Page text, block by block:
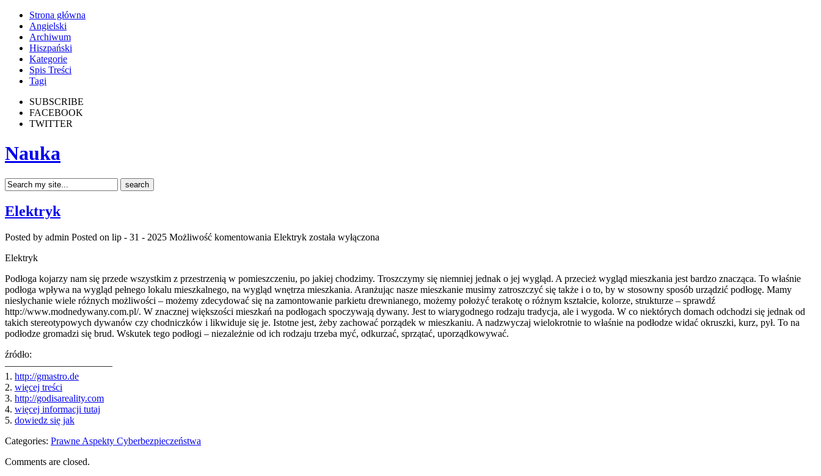
Strona główna
Angielski
Archiwum
Hiszpański
Kategorie
Spis Treści
Tagi
SUBSCRIBE
FACEBOOK
TWITTER
Nauka
Elektryk
Posted by admin Posted on lip - 31 - 2025 Możliwość komentowania Elektryk została wyłączona
Elektryk
Podłoga kojarzy nam się przede wszystkim z przestrzenią w pomieszczeniu, po jakiej chodzimy. Troszczymy się niemniej jednak o jej wygląd. A przecież wygląd mieszkania jest bardzo znacząca. To właśnie
podłoga wpływa na wygląd pełnego lokalu mieszkalnego, na wygląd wnętrza mieszkania. Aranżując nasze mieszkanie musimy zatroszczyć się także i o to, by w stosowny sposób urządzić podłogę. Mamy
niesłychanie wiele różnych możliwości – możemy zdecydować się na zamontowanie parkietu drewnianego, możemy położyć terakotę o różnym kształcie, kolorze, strukturze – sprawdź
http://www.modnedywany.com.pl/. W znacznej większości mieszkań na podłogach spoczywają dywany. Jest to wiarygodnego rodzaju tradycja, ale i wygoda. W co niektórych domach odchodzi się jednak od
takich stereotypowych dywanów czy chodniczków i likwiduje się je. Istotne jest, żeby zachować porządek w mieszkaniu. A nadzwyczaj wielokrotnie to właśnie na podłodze widać okruszki, kurz, pył. To na
podłodze gromadzi się brud. Wskutek tego podłogi – niezależnie od ich rodzaju trzeba myć, odkurzać, sprzątać, uporządkowywać.
źródło:
———————————
1. http://gmastro.de
2. więcej treści
3. http://godisareality.com
4. więcej informacji tutaj
5. dowiedz się jak
Categories: Prawne Aspekty Cyberbezpieczeństwa
Comments are closed.